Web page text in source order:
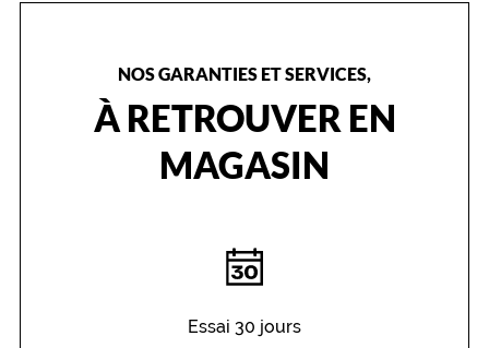
NOS GARANTIES ET SERVICES,
À RETROUVER EN
MAGASIN
Essai 30 jours